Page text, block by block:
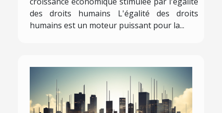
des droits humains L'égalité des droits
humains est un moteur puissant pour la...